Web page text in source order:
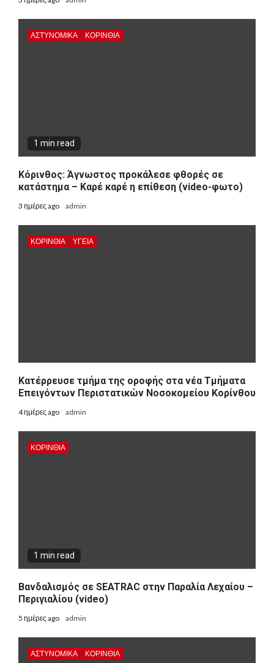
ΑΣΤΥΝΟΜΙΚΑ ΚΟΡΙΝΘΊΑ
1 min read
Κόρινθος: Άγνωστος προκάλεσε φθορές σε
κατάστημα – Καρέ καρέ η επίθεση (video-φωτο)
3 ημέρες ago admin
ΚΟΡΙΝΘΊΑ ΥΓΕΙΑ
Kατέρρευσε τμήμα της οροφής στα νέα Τμήματα
Επειγόντων Περιστατικών Νοσοκομείου Κορίνθου
4 ημέρες ago admin
ΚΟΡΙΝΘΊΑ
1 min read
Βανδαλισμός σε SEATRAC στην Παραλία Λεχαίου –
Περιγιαλίου (video)
5 ημέρες ago admin
ΑΣΤΥΝΟΜΙΚΑ ΚΟΡΙΝΘΊΑ